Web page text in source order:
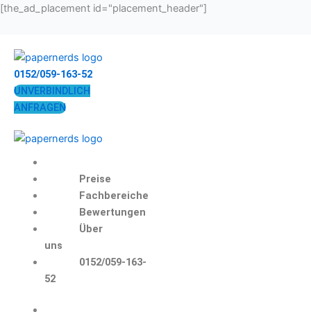
[the_ad_placement id="placement_header"]
Zum
0152/059-163-52
UNVERBINDLICH
ANFRAGEN
Preise
Fachbereiche
Bewertungen
Über
uns
0152/059-163-
52